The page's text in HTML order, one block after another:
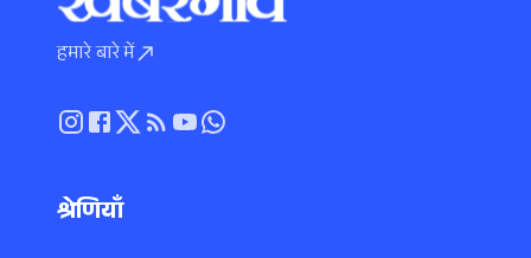
हमारे बारे में
श्रेणियाँ